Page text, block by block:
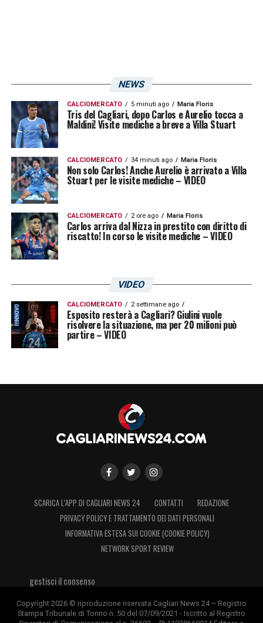
LA PLAYLIST DELLE NOSTRE TOP NEWS
NEWS
CALCIOMERCATO 5 minuti ago Maria Floris
Tris del Cagliari, dopo Carlos e Aurelio tocca a
Maldini! Visite mediche a breve a Villa Stuart
CALCIOMERCATO 34 minuti ago Maria Floris
Non solo Carlos! Anche Aurelio è arrivato a Villa
Stuart per le visite mediche – VIDEO
CALCIOMERCATO 2 ore ago Maria Floris
Carlos arriva dal Nizza in prestito con diritto di
riscatto! In corso le visite mediche – VIDEO
VIDEO
CALCIOMERCATO 2 settimane ago
Esposito resterà a Cagliari? Giulini vuole
risolvere la situazione, ma per 20 milioni può
partire – VIDEO
SCARICA L’APP DI CAGLIARI NEWS 24 CONTATTI
REDAZIONE
PRIVACY POLICY E TRATTAMENTO DEI DATI PERSONALI
INFORMATIVA ESTESA SUI COOKIE (COOKIE POLICY)
NETWORK SPORT REVIEW
gestisci il consenso
Copyright 2026 © riproduzione riservata Cagliari News 24 – Registro
Stampa Tribunale di Torino n. 50 del 07/09/2021 - Iscritto al Registro